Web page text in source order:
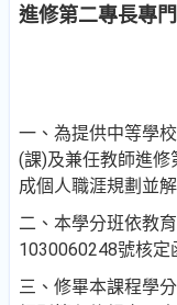
進修第二專長專
一、為提供中等學
(課)及兼任教師進
成個人職涯規劃並
二、本學分班依教
1030060248號核定
三、修畢本課程學